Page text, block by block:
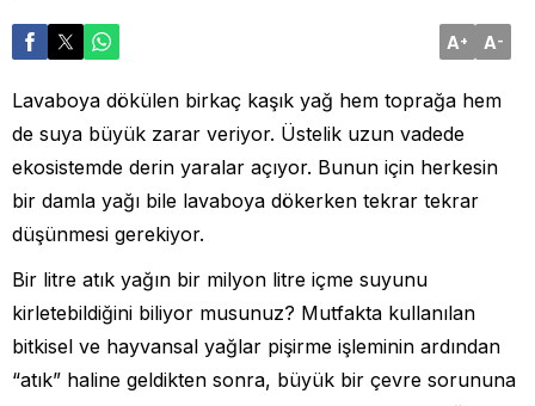
A+ A-
Lavaboya dökülen birkaç kaşık yağ hem toprağa hem
de suya büyük zarar veriyor. Üstelik uzun vadede
ekosistemde derin yaralar açıyor. Bunun için herkesin
bir damla yağı bile lavaboya dökerken tekrar tekrar
düşünmesi gerekiyor.
Bir litre atık yağın bir milyon litre içme suyunu
kirletebildiğini biliyor musunuz? Mutfakta kullanılan
bitkisel ve hayvansal yağlar pişirme işleminin ardından
“atık” haline geldikten sonra, büyük bir çevre sorununa